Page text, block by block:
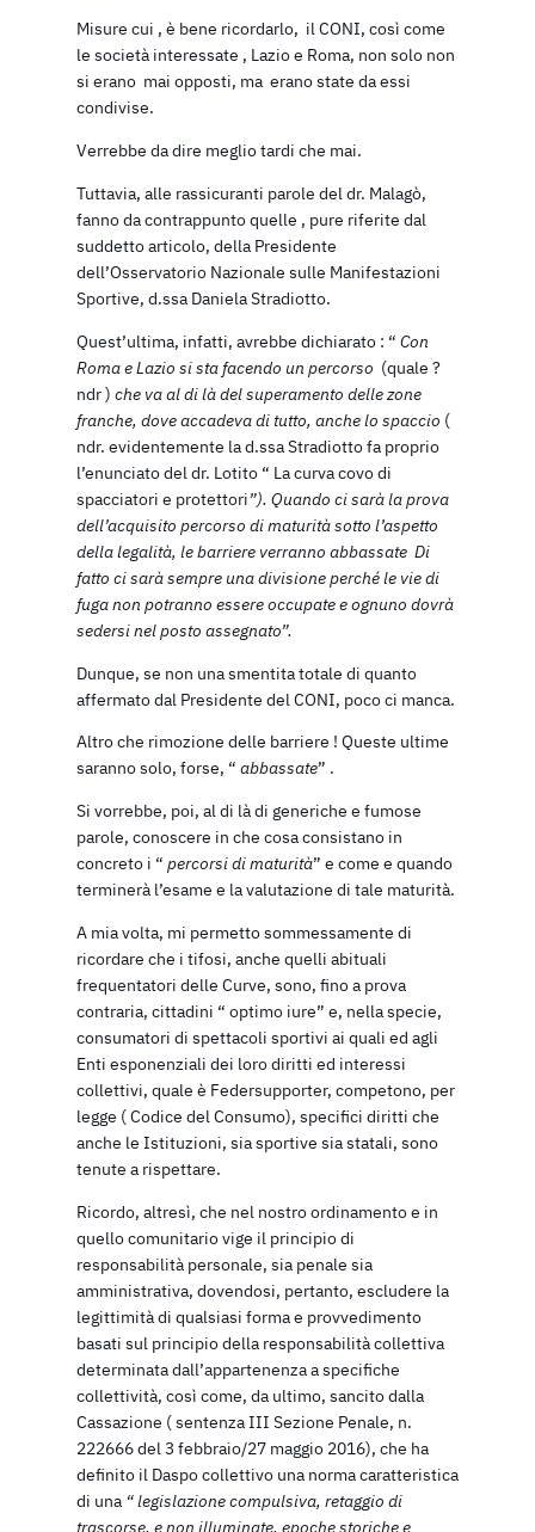
Misure cui , è bene ricordarlo, il CONI, così come
le società interessate , Lazio e Roma, non solo non
si erano mai opposti, ma erano state da essi
condivise.
Verrebbe da dire meglio tardi che mai.
Tuttavia, alle rassicuranti parole del dr. Malagò,
fanno da contrappunto quelle , pure riferite dal
suddetto articolo, della Presidente
dell’Osservatorio Nazionale sulle Manifestazioni
Sportive, d.ssa Daniela Stradiotto.
Quest’ultima, infatti, avrebbe dichiarato : “ Con
Roma e Lazio si sta facendo un percorso (quale ?
ndr ) che va al di là del superamento delle zone
franche, dove accadeva di tutto, anche lo spaccio (
ndr. evidentemente la d.ssa Stradiotto fa proprio
l’enunciato del dr. Lotito “ La curva covo di
spacciatori e protettori”). Quando ci sarà la prova
dell’acquisito percorso di maturità sotto l’aspetto
della legalità, le barriere verranno abbassate Di
fatto ci sarà sempre una divisione perché le vie di
fuga non potranno essere occupate e ognuno dovrà
sedersi nel posto assegnato”.
Dunque, se non una smentita totale di quanto
affermato dal Presidente del CONI, poco ci manca.
Altro che rimozione delle barriere ! Queste ultime
saranno solo, forse, “ abbassate” .
Si vorrebbe, poi, al di là di generiche e fumose
parole, conoscere in che cosa consistano in
concreto i “ percorsi di maturità” e come e quando
terminerà l’esame e la valutazione di tale maturità.
A mia volta, mi permetto sommessamente di
ricordare che i tifosi, anche quelli abituali
frequentatori delle Curve, sono, fino a prova
contraria, cittadini “ optimo iure” e, nella specie,
consumatori di spettacoli sportivi ai quali ed agli
Enti esponenziali dei loro diritti ed interessi
collettivi, quale è Federsupporter, competono, per
legge ( Codice del Consumo), specifici diritti che
anche le Istituzioni, sia sportive sia statali, sono
tenute a rispettare.
Ricordo, altresì, che nel nostro ordinamento e in
quello comunitario vige il principio di
responsabilità personale, sia penale sia
amministrativa, dovendosi, pertanto, escludere la
legittimità di qualsiasi forma e provvedimento
basati sul principio della responsabilità collettiva
determinata dall’appartenenza a specifiche
collettività, così come, da ultimo, sancito dalla
Cassazione ( sentenza III Sezione Penale, n.
222666 del 3 febbraio/27 maggio 2016), che ha
definito il Daspo collettivo una norma caratteristica
di una “ legislazione compulsiva, retaggio di
trascorse, e non illuminate, epoche storiche e